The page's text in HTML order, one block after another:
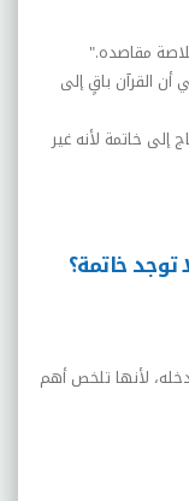
مقاصده".
القرآن باقٍ إلى
إلى خاتمة لأنه غير
توجد خاتمة؟
لأنها تلخص أهم